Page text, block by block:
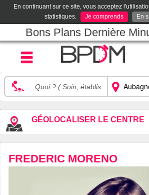
En continuant sur ce site, vous acceptez
statistiques.
Je comprends En
Bons Plans Dernière
GÉOLOCALISER LE CENTRE
FREDERIC MORENO